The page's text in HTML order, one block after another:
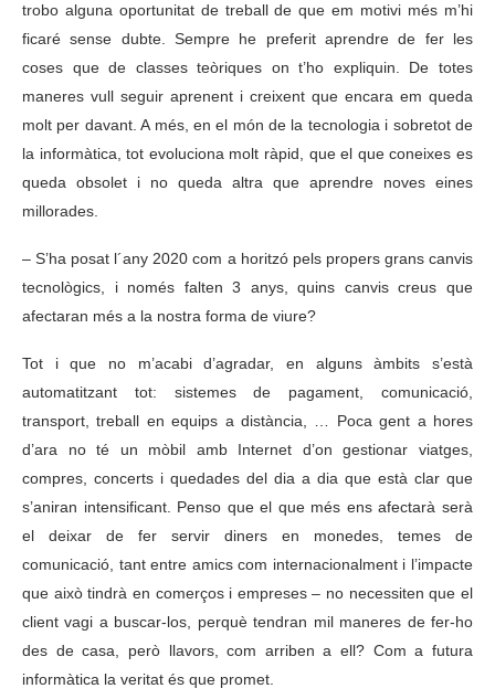
trobo alguna oportunitat de treball de que em motivi més m’hi
ficaré sense dubte. Sempre he preferit aprendre de fer les
coses que de classes teòriques on t’ho expliquin. De totes
maneres vull seguir aprenent i creixent que encara em queda
molt per davant. A més, en el món de la tecnologia i sobretot de
la informàtica, tot evoluciona molt ràpid, que el que coneixes es
queda obsolet i no queda altra que aprendre noves eines
millorades.
– S’ha posat l´any 2020 com a horitzó pels propers grans canvis
tecnològics, i només falten 3 anys, quins canvis creus que
afectaran més a la nostra forma de viure?
Tot i que no m’acabi d’agradar, en alguns àmbits s’està
automatitzant tot: sistemes de pagament, comunicació,
transport, treball en equips a distància, … Poca gent a hores
d’ara no té un mòbil amb Internet d’on gestionar viatges,
compres, concerts i quedades del dia a dia que està clar que
s’aniran intensificant. Penso que el que més ens afectarà serà
el deixar de fer servir diners en monedes, temes de
comunicació, tant entre amics com internacionalment i l’impacte
que això tindrà en comerços i empreses – no necessiten que el
client vagi a buscar-los, perquè tendran mil maneres de fer-ho
des de casa, però llavors, com arriben a ell? Com a futura
informàtica la veritat és que promet.